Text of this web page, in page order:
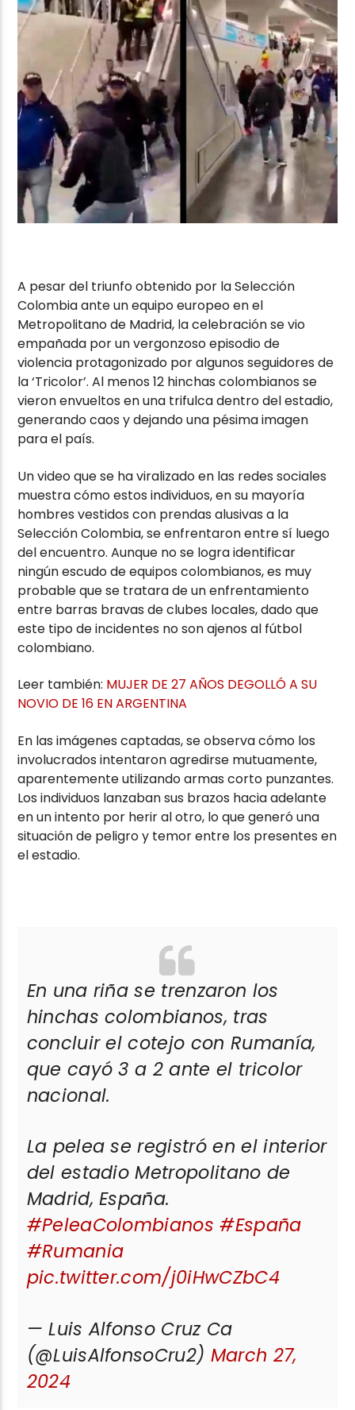
A pesar del triunfo obtenido por la Selección
Colombia ante un equipo europeo en el
Metropolitano de Madrid, la celebración se vio
empañada por un vergonzoso episodio de
violencia protagonizado por algunos seguidores de
la ‘Tricolor’. Al menos 12 hinchas colombianos se
vieron envueltos en una trifulca dentro del estadio,
generando caos y dejando una pésima imagen
para el país.
Un video que se ha viralizado en las redes sociales
muestra cómo estos individuos, en su mayoría
hombres vestidos con prendas alusivas a la
Selección Colombia, se enfrentaron entre sí luego
del encuentro. Aunque no se logra identificar
ningún escudo de equipos colombianos, es muy
probable que se tratara de un enfrentamiento
entre barras bravas de clubes locales, dado que
este tipo de incidentes no son ajenos al fútbol
colombiano.
Leer también: MUJER DE 27 AÑOS DEGOLLÓ A SU
NOVIO DE 16 EN ARGENTINA
En las imágenes captadas, se observa cómo los
involucrados intentaron agredirse mutuamente,
aparentemente utilizando armas corto punzantes.
Los individuos lanzaban sus brazos hacia adelante
en un intento por herir al otro, lo que generó una
situación de peligro y temor entre los presentes en
el estadio.
En una riña se trenzaron los
hinchas colombianos, tras
concluir el cotejo con Rumanía,
que cayó 3 a 2 ante el tricolor
nacional.
La pelea se registró en el interior
del estadio Metropolitano de
Madrid, España.
#PeleaColombianos #España
#Rumania
pic.twitter.com/j0iHwCZbC4
— Luis Alfonso Cruz Ca
(@LuisAlfonsoCru2) March 27,
2024